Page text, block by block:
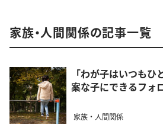
家族・人間関係の記事一覧
「わが子はいつも
案な子にできるフォ
家族・人間関係